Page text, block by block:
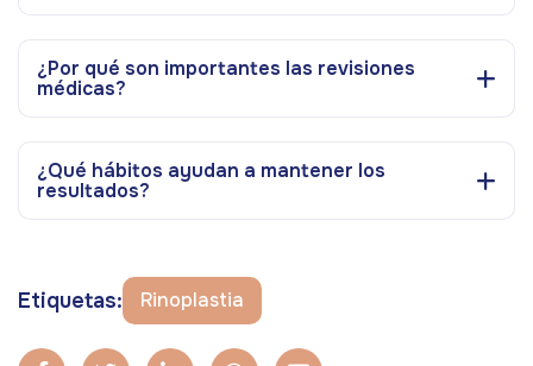
¿Por qué son importantes las revisiones
médicas?
¿Qué hábitos ayudan a mantener los
resultados?
Etiquetas: Rinoplastia